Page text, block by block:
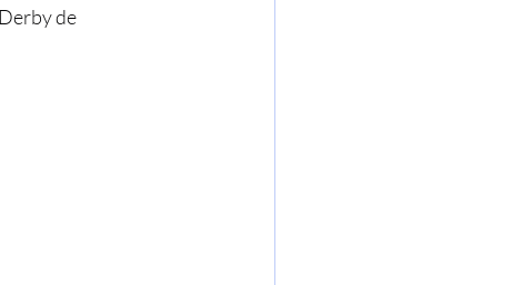
de